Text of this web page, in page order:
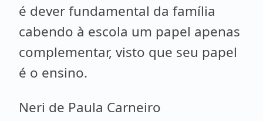
é dever fundamental da família
cabendo à escola um papel apenas
complementar, visto que seu papel
é o ensino.
Neri de Paula Carneiro